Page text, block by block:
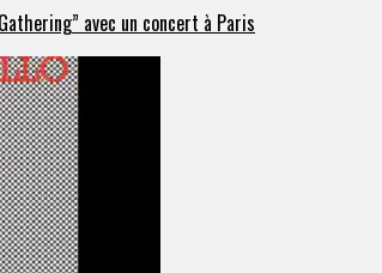
avec un concert à Paris